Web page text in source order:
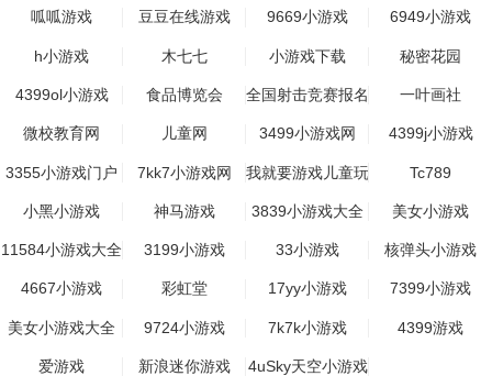
呱呱游戏 豆豆在线游戏 9669小游戏 6949小游戏
h小游戏 木七七 小游戏下载 秘密花园
4399ol小游戏 食品博览会 全国射击竞赛报名 一叶画社
微校教育网 儿童网 3499小游戏网 4399j小游戏
3355小游戏门户
打造全网
7kk7小游戏网 我就要游戏儿童玩
具网
Tc789
小黑小游戏 神马游戏 3839小游戏大全 美女小游戏
11584小游戏大全 3199小游戏 33小游戏 核弹头小游戏
4667小游戏 彩虹堂 17yy小游戏 7399小游戏
美女小游戏大全 9724小游戏 7k7k小游戏 4399游戏
爱游戏 新浪迷你游戏 4uSky天空小游戏